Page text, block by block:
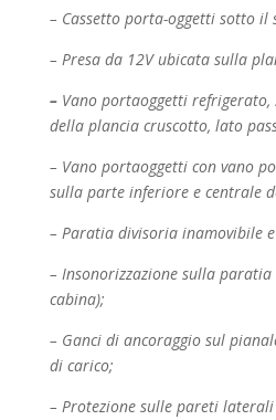
– Cassetto porta-oggetti sotto il
– Presa da 12V ubicata sulla
– Vano portaoggetti
della plancia cruscotto, lato
– Vano portaoggetti con vano
sulla parte inferiore e centrale
– Paratia divisoria inamovibile
– Insonorizzazione sulla
cabina);
– Ganci di ancoraggio sul
di carico;
– Protezione sulle pareti